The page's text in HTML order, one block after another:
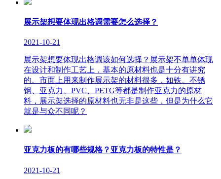
展示架想要体现出格调需要怎么选择？
2021-10-21
展示架想要体现出格调该如何选择？展示架不单单体现
在设计和制作工艺上，基本的原材料也是十分有讲究
的。市面上用来制作展示架的材料很多，如铁、不锈
钢、亚克力、PVC、PETG等都是制作亚克力的原材
料，展示架选择的原材料也无非是这些，但是为什么它
就是与众不同呢？
亚克力板的有哪些规格？亚克力板的特性是？
2021-10-21